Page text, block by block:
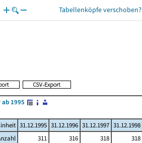
Tabellenköpfe verschoben?
1995
31.12.1995 31.12.1996 31.12.1997 31.12.1998
311 316 318 318